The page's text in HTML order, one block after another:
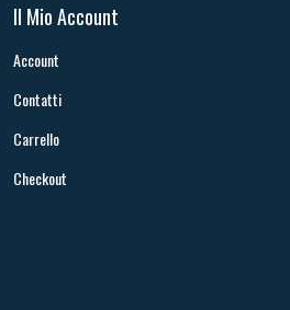
Il Mio Account
Account
Contatti
Carrello
Checkout